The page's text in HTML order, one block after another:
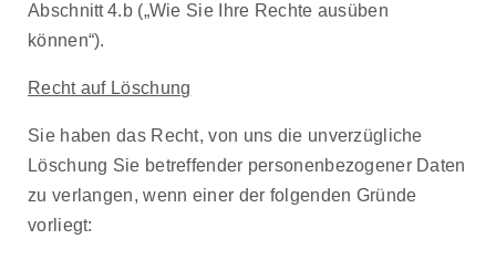
Abschnitt 4.b („Wie Sie Ihre Rechte ausüben
können“).
Recht auf Löschung
Sie haben das Recht, von uns die unverzügliche
Löschung Sie betreffender personenbezogener Daten
zu verlangen, wenn einer der folgenden Gründe
vorliegt: